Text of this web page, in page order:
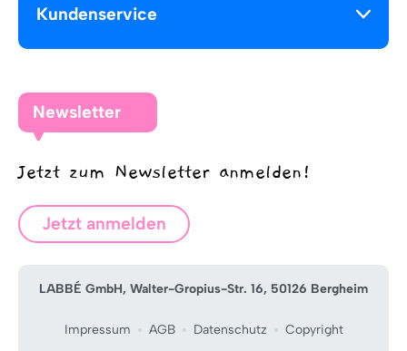
Kundenservice
Newsletter
Jetzt zum Newsletter anmelden!
Jetzt anmelden
LABBÉ GmbH, Walter-Gropius-Str. 16, 50126 Bergheim
Impressum AGB Datenschutz Copyright